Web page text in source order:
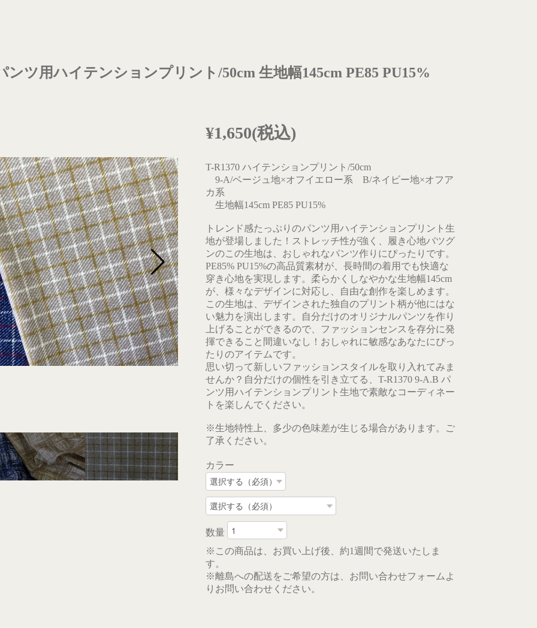
ンツ用ハイテンションプリント/50cm 生地幅145cm PE85 PU15%
¥1,650(税込)
T-R1370 ハイテンションプリント/50cm
9-A/ベージュ地×オフイエロー系 B/ネイビー地×オフア
カ系
生地幅145cm PE85 PU15%
トレンド感たっぷりのパンツ用ハイテンションプリント生
地が登場しました！ストレッチ性が強く、履き心地バツグ
ンのこの生地は、おしゃれなパンツ作りにぴったりです。
PE85% PU15%の高品質素材が、長時間の着用でも快適な
穿き心地を実現します。柔らかくしなやかな生地幅145cm
が、様々なデザインに対応し、自由な創作を楽しめます。
この生地は、デザインされた独自のプリント柄が他にはな
い魅力を演出します。自分だけのオリジナルパンツを作り
上げることができるので、ファッションセンスを存分に発
揮できること間違いなし！おしゃれに敏感なあなたにぴっ
たりのアイテムです。
思い切って新しいファッションスタイルを取り入れてみま
せんか？自分だけの個性を引き立てる、T-R1370 9-A.B パ
ンツ用ハイテンションプリント生地で素敵なコーディネー
トを楽しんでください。
※生地特性上、多少の色味差が生じる場合があります。ご
了承ください。
カラー
数量
※この商品は、お買い上げ後、約1週間で発送いたしま
す。
※離島への配送をご希望の方は、お問い合わせフォームよ
りお問い合わせください。